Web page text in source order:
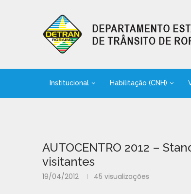
Institucional Habilitação (CNH)
AUTOCENTRO 2012 –
visitantes
19/04/2012 45 visualizações